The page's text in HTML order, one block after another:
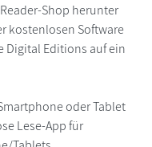
Shop herunter
kostenlosen Software
Digital Editions auf ein
oder Tablet
Lese-App für